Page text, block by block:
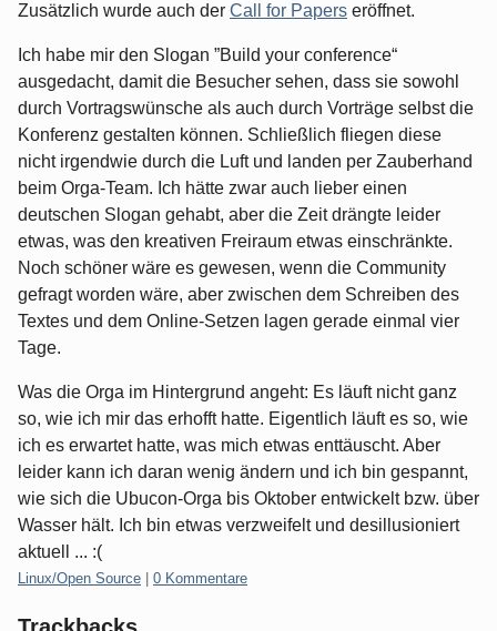
Zusätzlich wurde auch der Call for Papers eröffnet.
Ich habe mir den Slogan ”Build your conference“
ausgedacht, damit die Besucher sehen, dass sie sowohl
durch Vortragswünsche als auch durch Vorträge selbst die
Konferenz gestalten können. Schließlich fliegen diese
nicht irgendwie durch die Luft und landen per Zauberhand
beim Orga-Team. Ich hätte zwar auch lieber einen
deutschen Slogan gehabt, aber die Zeit drängte leider
etwas, was den kreativen Freiraum etwas einschränkte.
Noch schöner wäre es gewesen, wenn die Community
gefragt worden wäre, aber zwischen dem Schreiben des
Textes und dem Online-Setzen lagen gerade einmal vier
Tage.
Was die Orga im Hintergrund angeht: Es läuft nicht ganz
so, wie ich mir das erhofft hatte. Eigentlich läuft es so, wie
ich es erwartet hatte, was mich etwas enttäuscht. Aber
leider kann ich daran wenig ändern und ich bin gespannt,
wie sich die Ubucon-Orga bis Oktober entwickelt bzw. über
Wasser hält. Ich bin etwas verzweifelt und desillusioniert
aktuell ... :(
Kategorien:
Linux/Open Source 0 Kommentare